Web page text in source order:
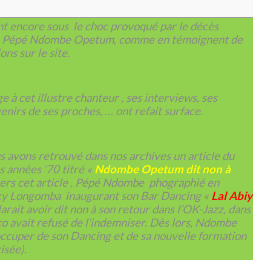
encore sous le choc provoqué par le décès
Ndombe Opetum, comme en témoignent de
sur le site.
à cet illustre chanteur , ses interviews, ses
de ses proches, … ont refait surface.
avons retrouvé dans nos archives un article du
années ’70 titré « Ndombe Opetum dit non à
cet article , Pépé Ndombe phographié en
Longomba inaugurant son Bar Dancing «Lal Abiy
avoir dit non à son retour dans l’OK-Jazz, dans
avait refusé de l’indemniser. Dès lors, Ndombe
de son Dancing et de sa nouvelle formation